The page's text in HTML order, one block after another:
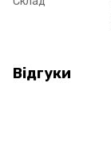
Відгуки